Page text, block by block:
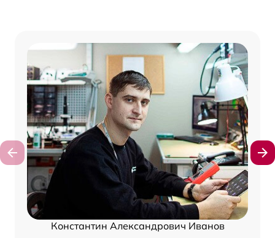
Константин Александрович Иванов